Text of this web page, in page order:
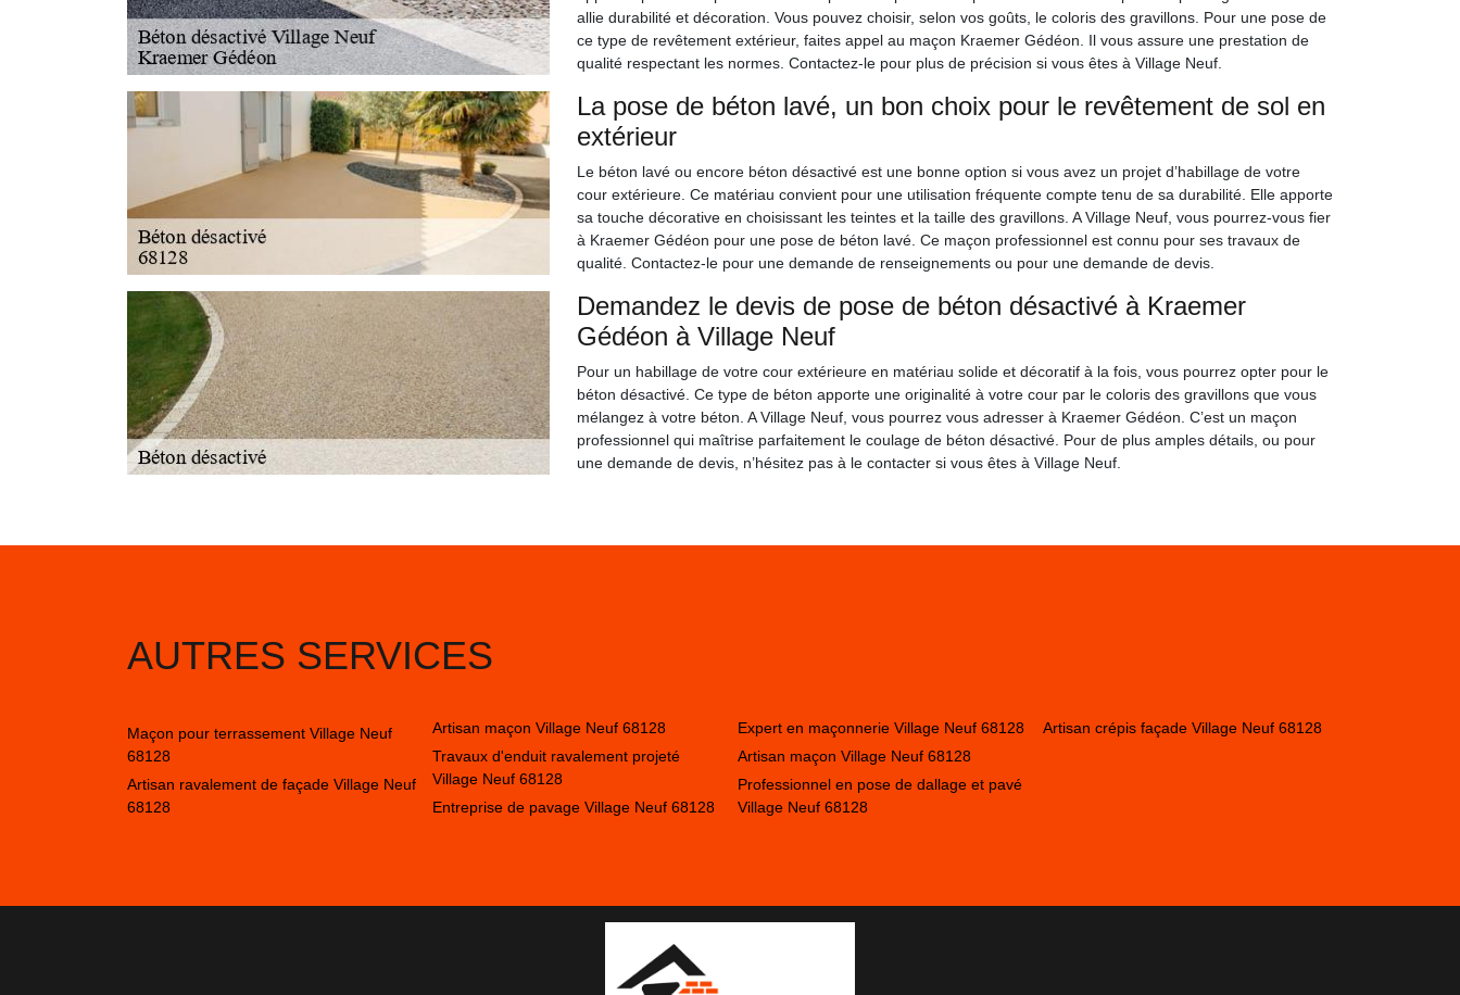
allie durabilité et décoration. Vous pouvez choisir, selon vos goûts, le coloris des gravillons. Pour une pose de
ce type de revêtement extérieur, faites appel au maçon Kraemer Gédéon. Il vous assure une prestation de
qualité respectant les normes. Contactez-le pour plus de précision si vous êtes à Village Neuf.
La pose de béton lavé, un bon choix pour le revêtement de sol en
extérieur
Le béton lavé ou encore béton désactivé est une bonne option si vous avez un projet d’habillage de votre
cour extérieure. Ce matériau convient pour une utilisation fréquente compte tenu de sa durabilité. Elle apporte
sa touche décorative en choisissant les teintes et la taille des gravillons. A Village Neuf, vous pourrez-vous fier
à Kraemer Gédéon pour une pose de béton lavé. Ce maçon professionnel est connu pour ses travaux de
qualité. Contactez-le pour une demande de renseignements ou pour une demande de devis.
Demandez le devis de pose de béton désactivé à Kraemer
Gédéon à Village Neuf
Pour un habillage de votre cour extérieure en matériau solide et décoratif à la fois, vous pourrez opter pour le
béton désactivé. Ce type de béton apporte une originalité à votre cour par le coloris des gravillons que vous
mélangez à votre béton. A Village Neuf, vous pourrez vous adresser à Kraemer Gédéon. C’est un maçon
professionnel qui maîtrise parfaitement le coulage de béton désactivé. Pour de plus amples détails, ou pour
une demande de devis, n’hésitez pas à le contacter si vous êtes à Village Neuf.
AUTRES SERVICES
Maçon pour terrassement Village Neuf
68128
Artisan ravalement de façade Village Neuf
68128
Artisan maçon Village Neuf 68128
Travaux d'enduit ravalement projeté
Village Neuf 68128
Entreprise de pavage Village Neuf 68128
Expert en maçonnerie Village Neuf 68128
Artisan maçon Village Neuf 68128
Professionnel en pose de dallage et pavé
Village Neuf 68128
Artisan crépis façade Village Neuf 68128